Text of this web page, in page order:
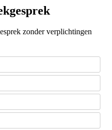
zonder verplichtingen